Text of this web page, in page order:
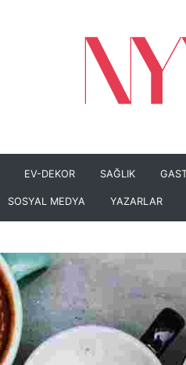
EV-DEKOR SAĞLIK
SOSYAL MEDYA YAZARLAR